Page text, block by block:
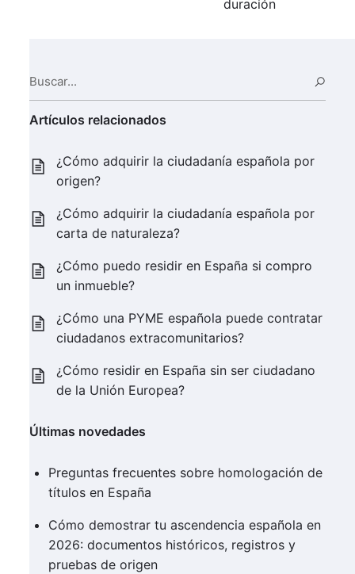
duración
Artículos relacionados
¿Cómo adquirir la ciudadanía española por
origen?
¿Cómo adquirir la ciudadanía española por
carta de naturaleza?
¿Cómo puedo residir en España si compro
un inmueble?
¿Cómo una PYME española puede contratar
ciudadanos extracomunitarios?
¿Cómo residir en España sin ser ciudadano
de la Unión Europea?
Últimas novedades
Preguntas frecuentes sobre homologación de
títulos en España
Cómo demostrar tu ascendencia española en
2026: documentos históricos, registros y
pruebas de origen